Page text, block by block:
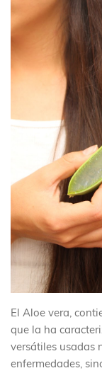
El Aloe vera,
que la ha
versátiles usadas
enfermedades,